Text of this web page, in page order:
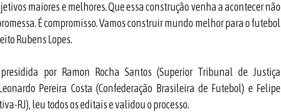
maiores e melhores. Que essa construção venha a acontecer não
É compromisso. Vamos construir mundo melhor para o futebol
Rubens Lopes.
por Ramon Rocha Santos (Superior Tribunal de Justiça
Pereira Costa (Confederação Brasileira de Futebol) e Felipe
RJ), leu todos os editais e validou o processo.